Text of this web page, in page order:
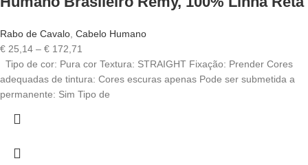
Rabo de Cavalo, Cabelo Humano
€ 25,14 – € 172,71
Tipo de cor: Pura cor Textura: STRAIGHT Fixação: Prender Cores
adequadas de tintura: Cores escuras apenas Pode ser submetida a
permanente: Sim Tipo de